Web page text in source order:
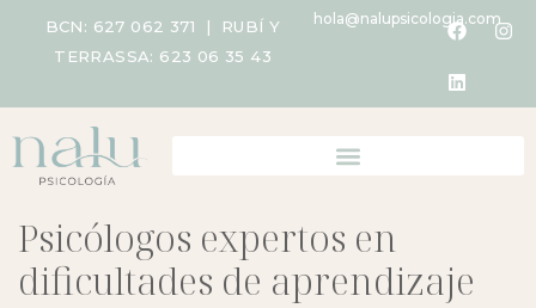
BCN: 627 062 371 | RUBÍ Y
TERRASSA: 623 06 35 43
hola@nalupsicologia.com
Psicólogos expertos en
dificultades de aprendizaje